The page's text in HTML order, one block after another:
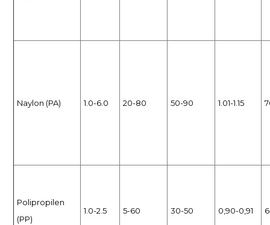
Naylon (PA) 1.0-6.0 20-80 50-90 1.01-1.15
Polipropilen
(PP)
1.0-2.5 5-60 30-50 0,90-0,91